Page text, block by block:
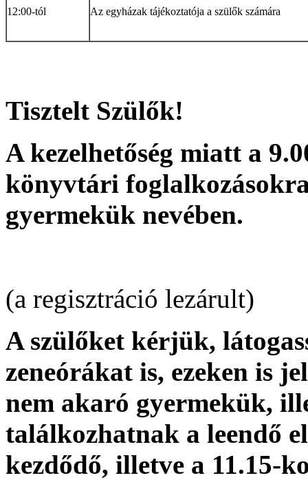
12:00-tól Az egyházak tájékoztatója a szülők számára
Tisztelt Szülők!
A kezelhetőség miatt a
könyvtári
gyermekük nevében.
(a regisztráció lezárult)
A szülőket kérjük,
zeneórákat is, ezeken is
nem akaró gyermekük,
találkozhatnak a leendő
kezdődő, illetve a 11.15-